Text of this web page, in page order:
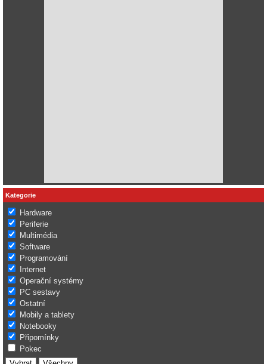
Kategorie
Hardware
Periferie
Multimédia
Software
Programování
Internet
Operační systémy
PC sestavy
Ostatní
Mobily a tablety
Notebooky
Připomínky
Pokec